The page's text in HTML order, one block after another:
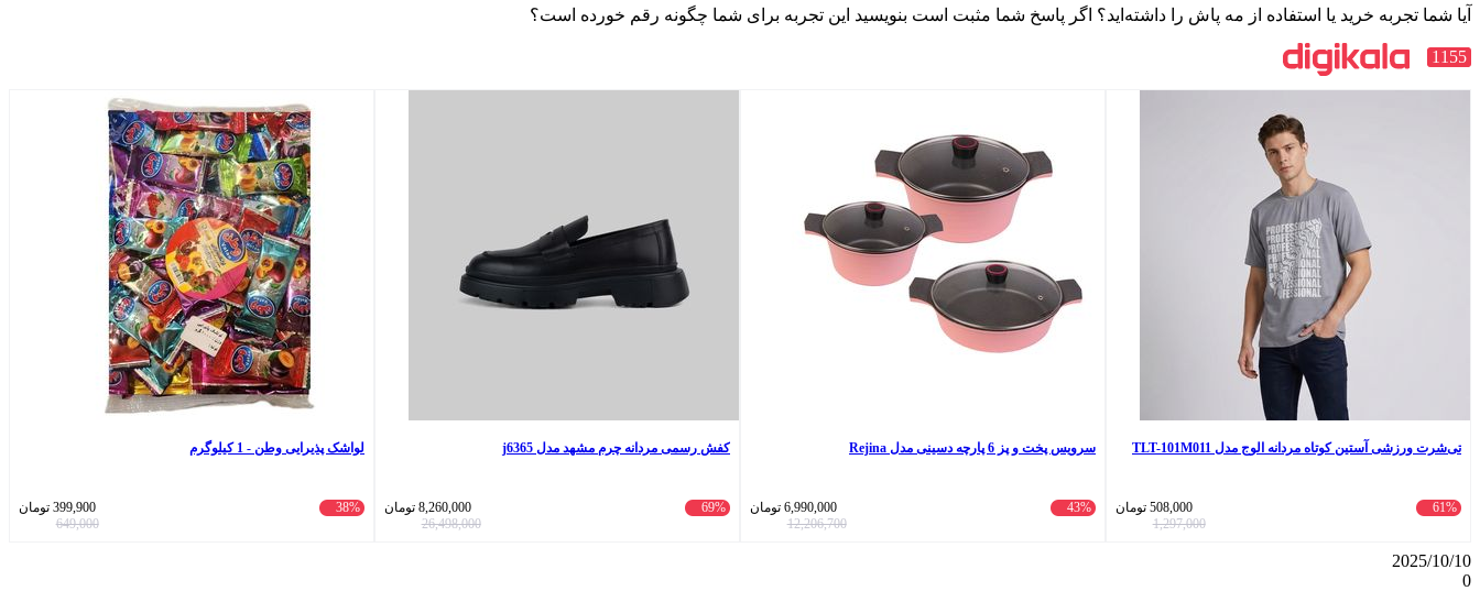
آیا شما تجربه خرید یا استفاده از مه پاش را داشته‌اید؟ اگر پاسخ شما مثبت است بنویسید این تجربه برای شما چگونه رقم خورده است؟
1155
تی‌شرت ورزشی آستین کوتاه مردانه الوج مدل TLT-101M011
61%
508,000 تومان
1,297,000
سرویس پخت و پز 6 پارچه دسینی مدل Rejina
43%
6,990,000 تومان
12,206,700
کفش رسمی مردانه چرم مشهد مدل j6365
69%
8,260,000 تومان
26,498,000
لواشک پذیرایی وطن - 1 کیلوگرم
38%
399,900 تومان
649,000
2025/10/10
0